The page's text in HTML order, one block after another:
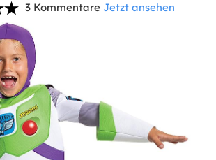
3 Kommentare Jetzt ansehen